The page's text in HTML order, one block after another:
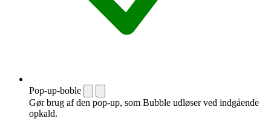
Pop-up-boble
Gør brug af den pop-up, som Bubble udløser ved indgående
opkald.